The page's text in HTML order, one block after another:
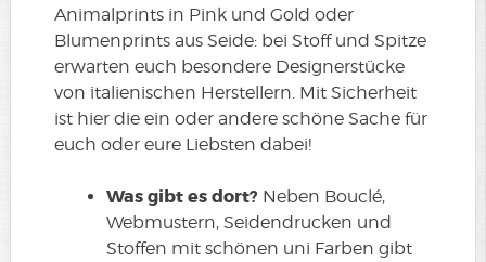
Animalprints in Pink und Gold oder
Blumenprints aus Seide: bei Stoff und Spitze
erwarten euch besondere Designerstücke
von italienischen Herstellern. Mit Sicherheit
ist hier die ein oder andere schöne Sache für
euch oder eure Liebsten dabei!
Was gibt es dort? Neben Bouclé,
Webmustern, Seidendrucken und
Stoffen mit schönen uni Farben gibt